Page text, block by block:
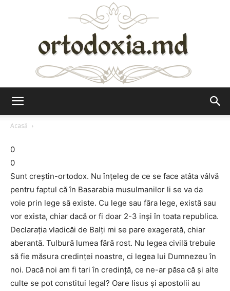
Acasă
0
0
Sunt creștin-ortodox. Nu înțeleg de ce se face atâta vâlvă
pentru faptul că în Basarabia musulmanilor li se va da
voie prin lege să existe. Cu lege sau făra lege, există sau
vor exista, chiar dacă or fi doar 2-3 inși în toata republica.
Declarația vladicăi de Balți mi se pare exagerată, chiar
aberantă. Tulbură lumea fără rost. Nu legea civilă trebuie
să fie măsura credinței noastre, ci legea lui Dumnezeu în
noi. Dacă noi am fi tari în credință, ce ne-ar păsa că și alte
culte se pot constitui legal? Oare Iisus și apostolii au